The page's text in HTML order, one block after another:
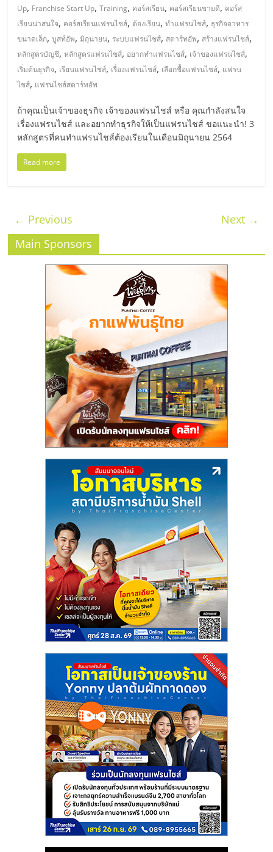
Up, Franchise Start Up,Training, คอร์สเรียน, คอร์สเรียนขายดี, คอร์ส
เรียนน่าสนใจ, คอร์สเรียนแฟรนไชส์, ต้องเรียน,ทำแฟรนไชส์, ธุรกิจอาหาร
ขนาดเล็ก,บูสท์อัพ,มิถุนายน, ระบบแฟรนไชส์, สตาร์ทอัพ, สร้างแฟรนไชส์,
หลักสูตรบัญชี,หลักสูตรแฟรนไชส์, อยากทำแฟรนไชส์, เจ้าของแฟรนไชส์,
เริ่มต้นธุรกิจ, เรียนแฟรนไชส์, เรื่องแฟรนไชส์, เลือกซื้อแฟรนไชส์, แฟรน
ไชส์, แฟรนไชส์สตาร์ทอัพ
ถ้าคุณเป็นเจ้าของธุรกิจ เจ้าของแฟรนไชส์ หรือ คุณกำลังสนใจ
เรื่องแฟรนไชส์ และอยากทำธุรกิจให้เป็นแฟรนไชส์ ขอแนะนำ! 3
หลักสูตรที่คนทำแฟรนไชส์ต้องเรียนในเดือนมิถุนายน 2564
Read more
← Previous
Next →
Main Sponsors